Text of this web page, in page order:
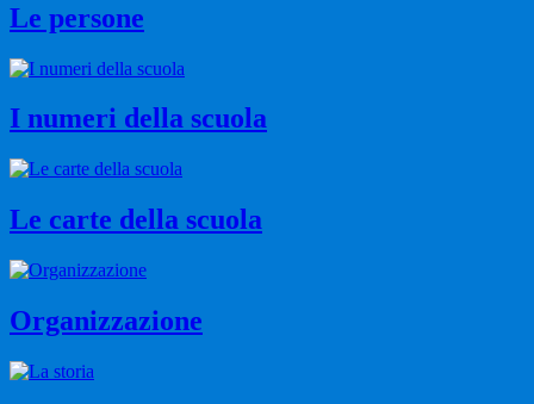
Le persone
I numeri della scuola
Le carte della scuola
Organizzazione